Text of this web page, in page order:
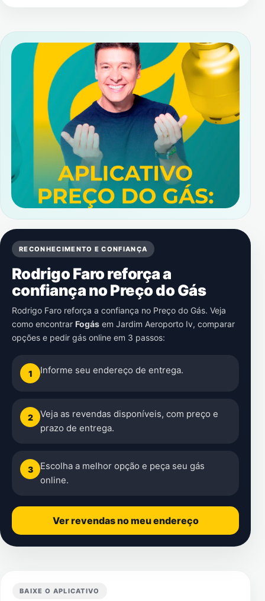
RECONHECIMENTO E CONFIANÇA
Rodrigo Faro reforça a
confiança no Preço do Gás
Rodrigo Faro reforça a confiança no Preço do Gás. Veja
como encontrar Fogás em Jardim Aeroporto Iv, comparar
opções e pedir gás online em 3 passos:
1 Informe seu endereço de entrega.
2
Veja as revendas disponíveis, com preço e
prazo de entrega.
3
Escolha a melhor opção e peça seu gás
online.
Ver revendas no meu endereço
BAIXE O APLICATIVO